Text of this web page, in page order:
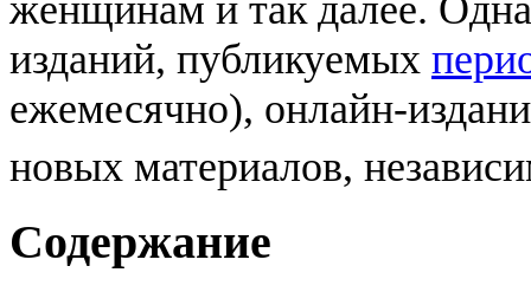
изданий, публикуемых
ежемесячно), онлайн-
новых материалов,
Содержание